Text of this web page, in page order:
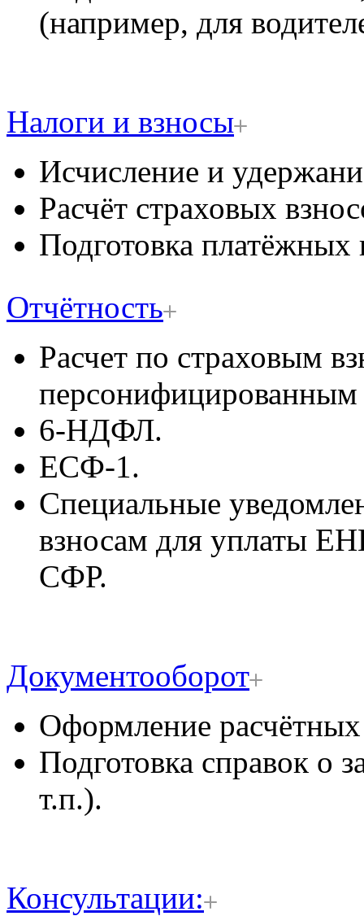
(например, для
Налоги и взносы
Исчисление и
Расчёт страховых
Подготовка платёжных
Отчётность
Расчет по страховым
персонифицированным
6-НДФЛ.
ЕСФ-1.
Специальные
взносам для уплаты
СФР.
Документооборот
Оформление расчётных
Подготовка справок о
т.п.).
Консультации: